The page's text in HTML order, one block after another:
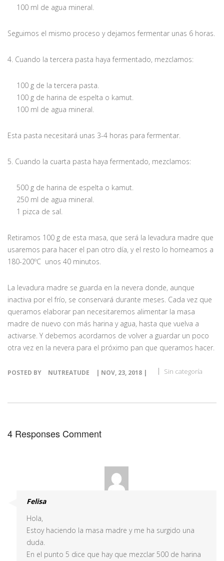
100 ml de agua mineral.
Seguimos el mismo proceso y dejamos fermentar unas 6 horas.
4. Cuando la tercera pasta haya fermentado, mezclamos:
100 g de la tercera pasta.
100 g de harina de espelta o kamut.
100 ml de agua mineral.
Esta pasta necesitará unas 3-4 horas para fermentar.
5. Cuando la cuarta pasta haya fermentado, mezclamos:
500 g de harina de espelta o kamut.
250 ml de agua mineral.
1 pizca de sal.
Retiramos 100 g de esta masa, que será la levadura madre que
usaremos para hacer el pan otro día, y el resto lo horneamos a
180-200ºC unos 40 minutos.
La levadura madre se guarda en la nevera donde, aunque
inactiva por el frío, se conservará durante meses. Cada vez que
queramos elaborar pan necesitaremos alimentar la masa
madre de nuevo con más harina y agua, hasta que vuelva a
activarse. Y debemos acordarnos de volver a guardar un poco
otra vez en la nevera para el próximo pan que queramos hacer.
POSTED BY NUTREATUDE | NOV, 23, 2018 | Sin categoría
4 Responses Comment
Felisa
Hola,
Estoy haciendo la masa madre y me ha surgido una
duda.
En el punto 5 dice que hay que mezclar 500 de harina